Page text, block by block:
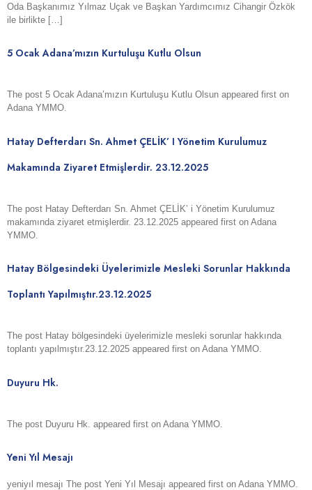
Oda Başkanımız Yılmaz Uçak ve Başkan Yardımcımız Cihangir Özkök
ile birlikte […]
5 Ocak Adana’mızın Kurtuluşu Kutlu Olsun
The post 5 Ocak Adana’mızın Kurtuluşu Kutlu Olsun appeared first on
Adana YMMO.
Hatay Defterdarı Sn. Ahmet ÇELİK’ I Yönetim Kurulumuz
Makamında Ziyaret Etmişlerdir. 23.12.2025
The post Hatay Defterdarı Sn. Ahmet ÇELİK’ i Yönetim Kurulumuz
makamında ziyaret etmişlerdir. 23.12.2025 appeared first on Adana
YMMO.
Hatay Bölgesindeki Üyelerimizle Mesleki Sorunlar Hakkında
Toplantı Yapılmıştır.23.12.2025
The post Hatay bölgesindeki üyelerimizle mesleki sorunlar hakkında
toplantı yapılmıştır.23.12.2025 appeared first on Adana YMMO.
Duyuru Hk.
The post Duyuru Hk. appeared first on Adana YMMO.
Yeni Yıl Mesajı
yeniyıl mesajı The post Yeni Yıl Mesajı appeared first on Adana YMMO.